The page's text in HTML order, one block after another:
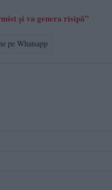
și va genera risipă”
pe Whatsapp